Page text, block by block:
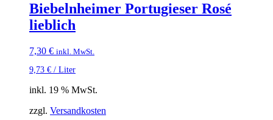
Biebelnheimer Portugieser Rosé
lieblich
7,30 € inkl. MwSt.
9,73 € / Liter
inkl. 19 % MwSt.
zzgl. Versandkosten